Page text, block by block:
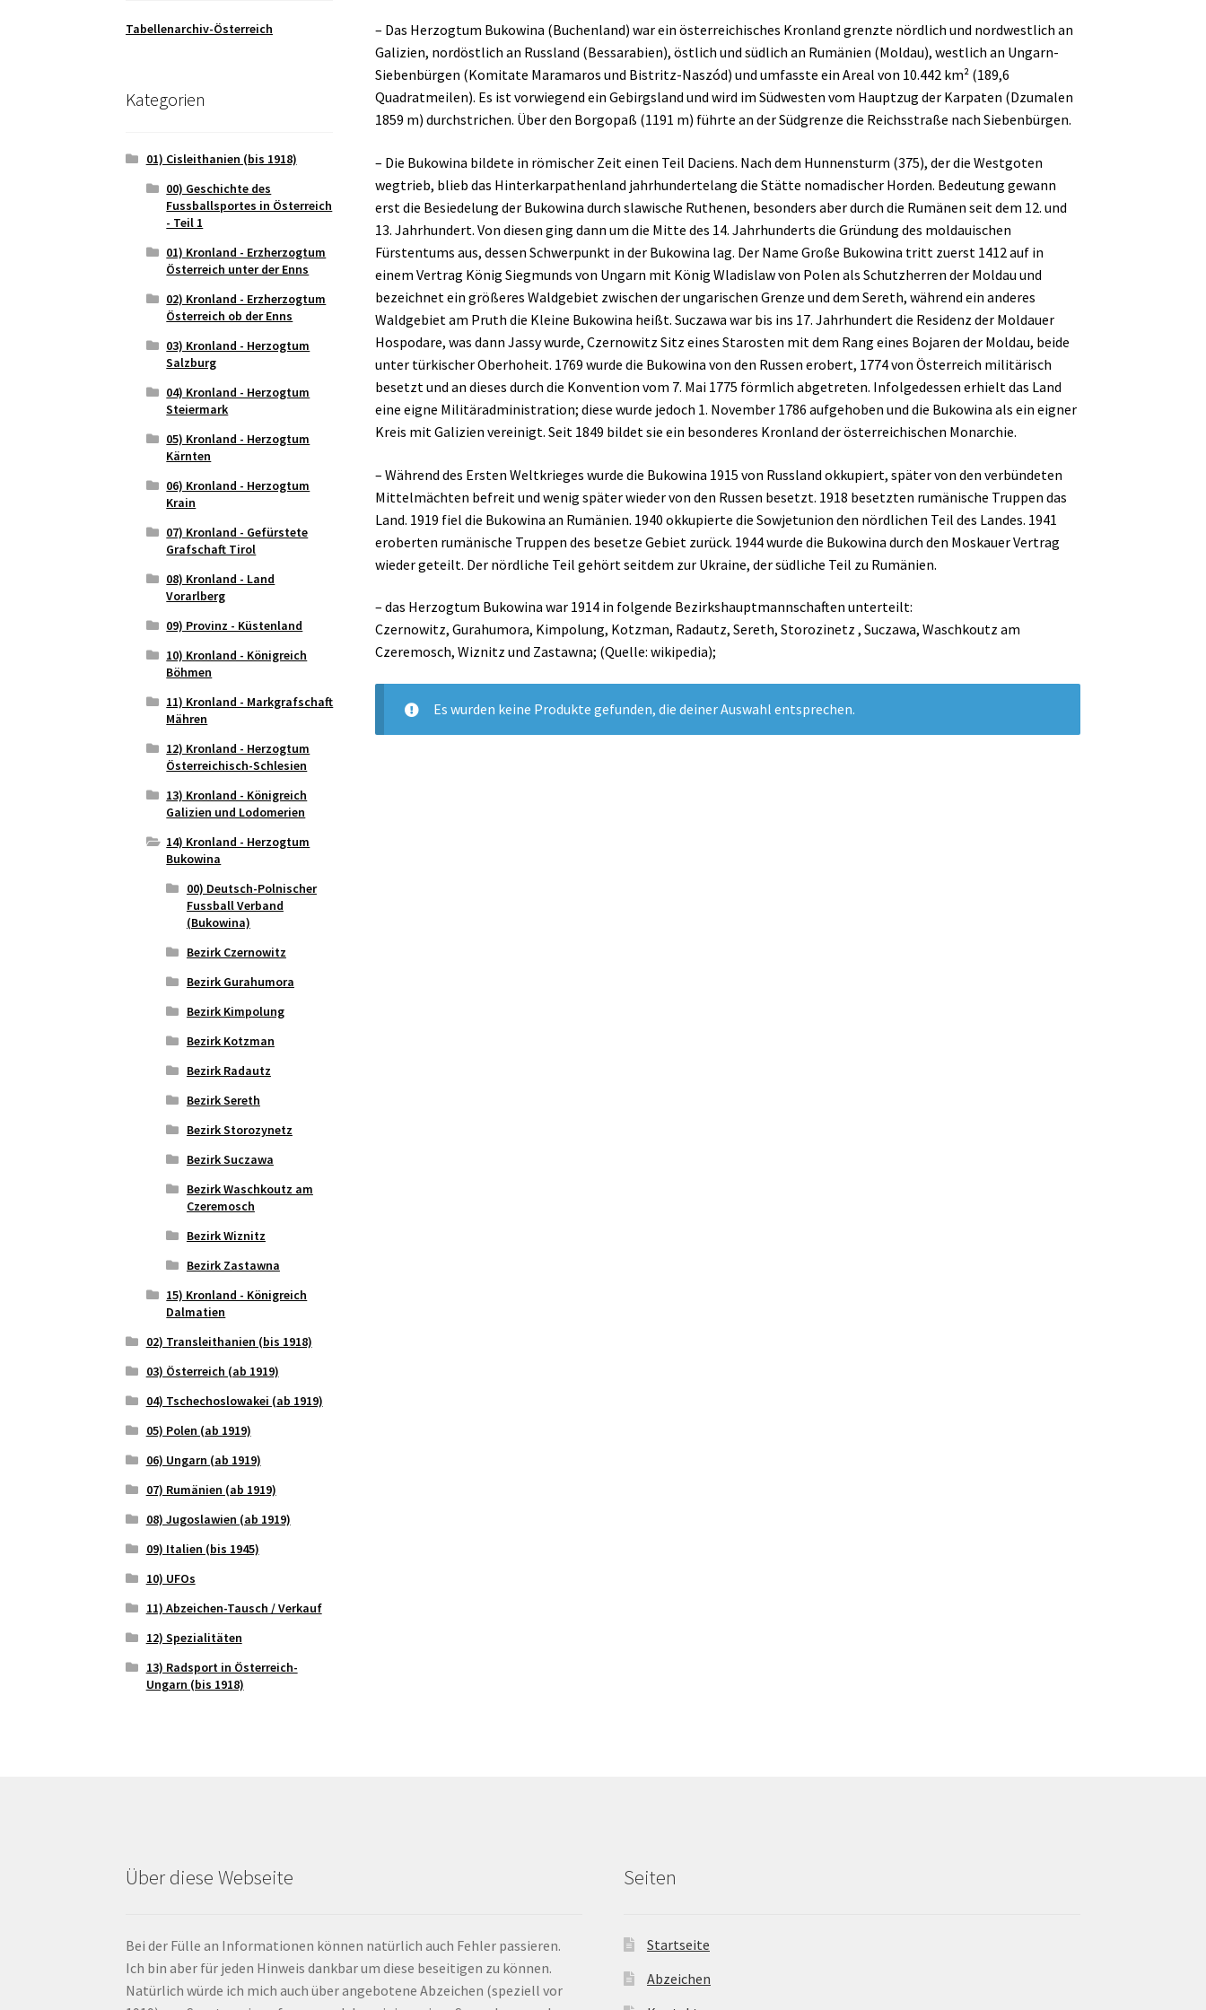
– Das Herzogtum Bukowina (Buchenland) war ein österreichisches Kronland grenzte nördlich und nordwestlich an
Galizien, nordöstlich an Russland (Bessarabien), östlich und südlich an Rumänien (Moldau), westlich an Ungarn-
Siebenbürgen (Komitate Maramaros und Bistritz-Naszód) und umfasste ein Areal von 10.442 km² (189,6
Quadratmeilen). Es ist vorwiegend ein Gebirgsland und wird im Südwesten vom Hauptzug der Karpaten (Dzumalen
1859 m) durchstrichen. Über den Borgopaß (1191 m) führte an der Südgrenze die Reichsstraße nach Siebenbürgen.
– Die Bukowina bildete in römischer Zeit einen Teil Daciens. Nach dem Hunnensturm (375), der die Westgoten
wegtrieb, blieb das Hinterkarpathenland jahrhundertelang die Stätte nomadischer Horden. Bedeutung gewann
erst die Besiedelung der Bukowina durch slawische Ruthenen, besonders aber durch die Rumänen seit dem 12. und
13. Jahrhundert. Von diesen ging dann um die Mitte des 14. Jahrhunderts die Gründung des moldauischen
Fürstentums aus, dessen Schwerpunkt in der Bukowina lag. Der Name Große Bukowina tritt zuerst 1412 auf in
einem Vertrag König Siegmunds von Ungarn mit König Wladislaw von Polen als Schutzherren der Moldau und
bezeichnet ein größeres Waldgebiet zwischen der ungarischen Grenze und dem Sereth, während ein anderes
Waldgebiet am Pruth die Kleine Bukowina heißt. Suczawa war bis ins 17. Jahrhundert die Residenz der Moldauer
Hospodare, was dann Jassy wurde, Czernowitz Sitz eines Starosten mit dem Rang eines Bojaren der Moldau, beide
unter türkischer Oberhoheit. 1769 wurde die Bukowina von den Russen erobert, 1774 von Österreich militärisch
besetzt und an dieses durch die Konvention vom 7. Mai 1775 förmlich abgetreten. Infolgedessen erhielt das Land
eine eigne Militäradministration; diese wurde jedoch 1. November 1786 aufgehoben und die Bukowina als ein eigner
Kreis mit Galizien vereinigt. Seit 1849 bildet sie ein besonderes Kronland der österreichischen Monarchie.
– Während des Ersten Weltkrieges wurde die Bukowina 1915 von Russland okkupiert, später von den verbündeten
Mittelmächten befreit und wenig später wieder von den Russen besetzt. 1918 besetzten rumänische Truppen das
Land. 1919 fiel die Bukowina an Rumänien. 1940 okkupierte die Sowjetunion den nördlichen Teil des Landes. 1941
eroberten rumänische Truppen des besetze Gebiet zurück. 1944 wurde die Bukowina durch den Moskauer Vertrag
wieder geteilt. Der nördliche Teil gehört seitdem zur Ukraine, der südliche Teil zu Rumänien.
– das Herzogtum Bukowina war 1914 in folgende Bezirkshauptmannschaften unterteilt:
Czernowitz, Gurahumora, Kimpolung, Kotzman, Radautz, Sereth, Storozinetz , Suczawa, Waschkoutz am
Czeremosch, Wiznitz und Zastawna; (Quelle: wikipedia);
Es wurden keine Produkte gefunden, die deiner Auswahl entsprechen.
Tabellenarchiv-Österreich
Kategorien
01) Cisleithanien (bis 1918)
00) Geschichte des
Fussballsportes in Österreich
- Teil 1
01) Kronland - Erzherzogtum
Österreich unter der Enns
02) Kronland - Erzherzogtum
Österreich ob der Enns
03) Kronland - Herzogtum
Salzburg
04) Kronland - Herzogtum
Steiermark
05) Kronland - Herzogtum
Kärnten
06) Kronland - Herzogtum
Krain
07) Kronland - Gefürstete
Grafschaft Tirol
08) Kronland - Land
Vorarlberg
09) Provinz - Küstenland
10) Kronland - Königreich
Böhmen
11) Kronland - Markgrafschaft
Mähren
12) Kronland - Herzogtum
Österreichisch-Schlesien
13) Kronland - Königreich
Galizien und Lodomerien
14) Kronland - Herzogtum
Bukowina
00) Deutsch-Polnischer
Fussball Verband
(Bukowina)
Bezirk Czernowitz
Bezirk Gurahumora
Bezirk Kimpolung
Bezirk Kotzman
Bezirk Radautz
Bezirk Sereth
Bezirk Storozynetz
Bezirk Suczawa
Bezirk Waschkoutz am
Czeremosch
Bezirk Wiznitz
Bezirk Zastawna
15) Kronland - Königreich
Dalmatien
02) Transleithanien (bis 1918)
03) Österreich (ab 1919)
04) Tschechoslowakei (ab 1919)
05) Polen (ab 1919)
06) Ungarn (ab 1919)
07) Rumänien (ab 1919)
08) Jugoslawien (ab 1919)
09) Italien (bis 1945)
10) UFOs
11) Abzeichen-Tausch / Verkauf
12) Spezialitäten
13) Radsport in Österreich-
Ungarn (bis 1918)
Über diese Webseite
Bei der Fülle an Informationen können natürlich auch Fehler passieren.
Ich bin aber für jeden Hinweis dankbar um diese beseitigen zu können.
Natürlich würde ich mich auch über angebotene Abzeichen (speziell vor
Seiten
Startseite
Abzeichen